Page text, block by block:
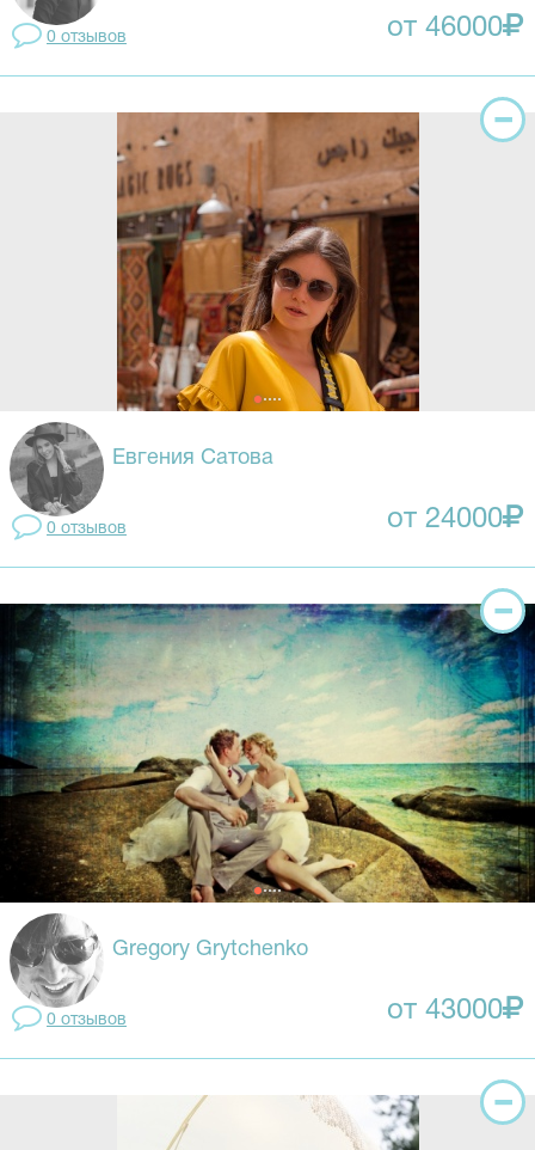
0 отзывов от 46000
Евгения Сатова
0 отзывов от 24000
Gregory Grytchenko
0 отзывов от 43000